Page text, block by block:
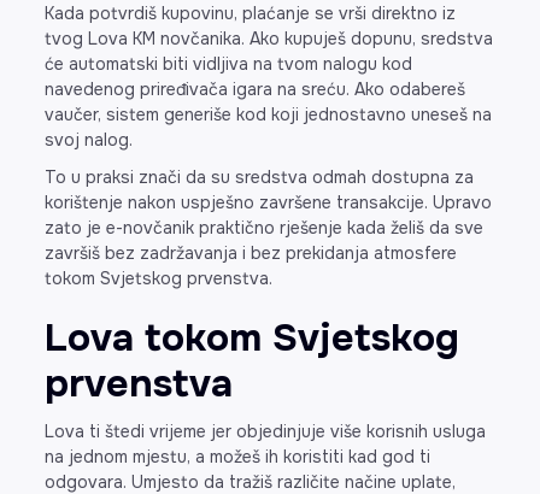
Kada potvrdiš kupovinu, plaćanje se vrši direktno iz
tvog Lova KM novčanika. Ako kupuješ dopunu, sredstva
će automatski biti vidljiva na tvom nalogu kod
navedenog priređivača igara na sreću. Ako odabereš
vaučer, sistem generiše kod koji jednostavno uneseš na
svoj nalog.
To u praksi znači da su sredstva odmah dostupna za
korištenje nakon uspješno završene transakcije. Upravo
zato je e-novčanik praktično rješenje kada želiš da sve
završiš bez zadržavanja i bez prekidanja atmosfere
tokom Svjetskog prvenstva.
Lova tokom Svjetskog
prvenstva
Lova ti štedi vrijeme jer objedinjuje više korisnih usluga
na jednom mjestu, a možeš ih koristiti kad god ti
odgovara. Umjesto da tražiš različite načine uplate,